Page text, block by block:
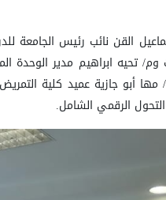
القن نائب رئيس الجامعة
تحيه ابراهيم مدير الوحدة
/ مها أبو جازية عميد كلية التمريض
الرقمي الشامل.